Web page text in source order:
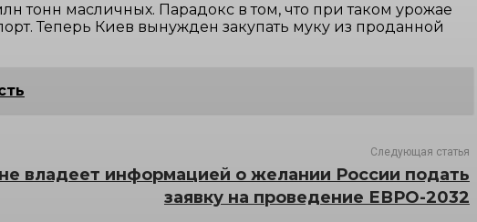
тонн масличных. Парадокс в том, что при таком урожае
Теперь Киев вынужден закупать муку из проданной
Следующая статья
владеет информацией о желании России подать
заявку на проведение ЕВРО-2032